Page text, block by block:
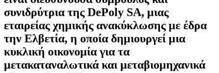
συνιδρύτρια της DePoly SA, μιας
εταιρείας χημικής ανακύκλωσης με έδρα
την Ελβετία, η οποία δημιουργεί μια
κυκλική οικονομία για τα
μετακαταναλωτικά και μεταβιομηχανικά